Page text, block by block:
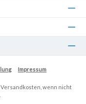
Impressum
Versandkosten , wenn nicht